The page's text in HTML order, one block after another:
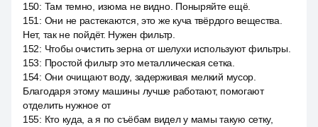
150: Там темно, изюма не видно. Поныряйте ещё.
151 : Они не растекаются, это же куча твёрдого вещества.
Нет, так не пойдёт. Нужен фильтр.
152: Чтобы очистить зерна от шелухи используют фильтры.
153: Простой фильтр это металлическая сетка.
154: Они очищают воду, задерживая мелкий мусор.
Благодаря этому машины лучше работают, помогают
отделить нужное от
155: Кто куда, а я по съёбам видел у мамы такую сетку,